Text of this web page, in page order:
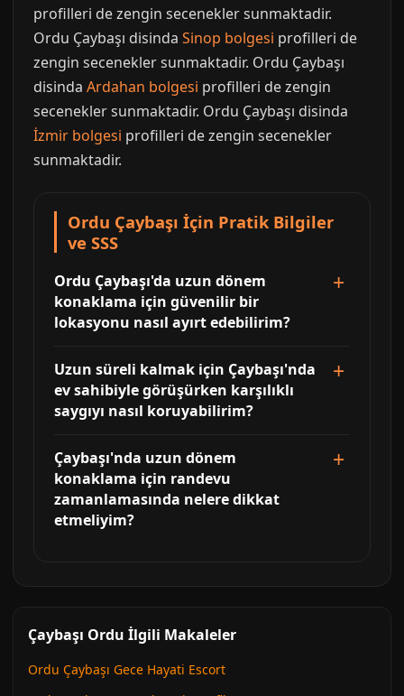
profilleri de zengin secenekler sunmaktadir.
Ordu Çaybaşı disinda Sinop bolgesi profilleri de
zengin secenekler sunmaktadir. Ordu Çaybaşı
disinda Ardahan bolgesi profilleri de zengin
secenekler sunmaktadir. Ordu Çaybaşı disinda
İzmir bolgesi profilleri de zengin secenekler
sunmaktadir.
Ordu Çaybaşı İçin Pratik Bilgiler
ve SSS
Ordu Çaybaşı'da uzun dönem
konaklama için güvenilir bir
lokasyonu nasıl ayırt edebilirim?
Uzun süreli kalmak için Çaybaşı'nda
ev sahibiyle görüşürken karşılıklı
saygıyı nasıl koruyabilirim?
Çaybaşı'nda uzun dönem
konaklama için randevu
zamanlamasında nelere dikkat
etmeliyim?
Çaybaşı Ordu İlgili Makaleler
Ordu Çaybaşı Gece Hayati Escort